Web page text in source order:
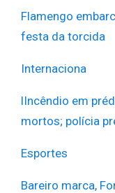
Flamengo
festa da torcida
Internaciona
lIncêndio em
mortos; polícia
Esportes
Bareiro marca,